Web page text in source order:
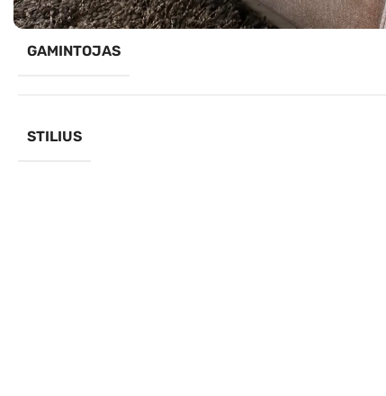
GAMINTOJAS
STILIUS